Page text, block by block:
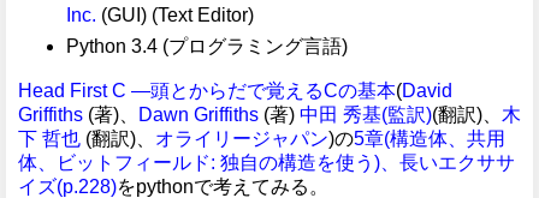
Inc. (GUI) (Text Editor)
Python 3.4 (プログラミング言語)
Head First C ―頭とからだで覚えるCの基本(David
Griffiths (著)、 Dawn Griffiths (著) 中田 秀基(監訳)(翻訳)、 木
下 哲也 (翻訳)、 オライリージャパン)の5章(構造体、共用
体、ビットフィールド: 独自の構造を使う)、長いエクササ
イズ(p.228)をpythonで考えてみる。